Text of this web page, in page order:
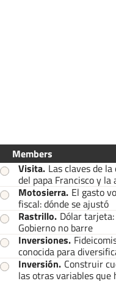
Members
Visita. Las claves de
del papa Francisco y
Motosierra. El gasto
fiscal: dónde se ajustó
Rastrillo. Dólar
Gobierno no barre
Inversiones.
conocida para
Inversión. Construir
las otras variables